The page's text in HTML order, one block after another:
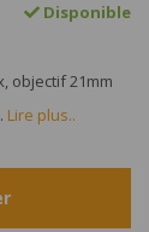
Disponible
objectif 21mm
Lire plus..